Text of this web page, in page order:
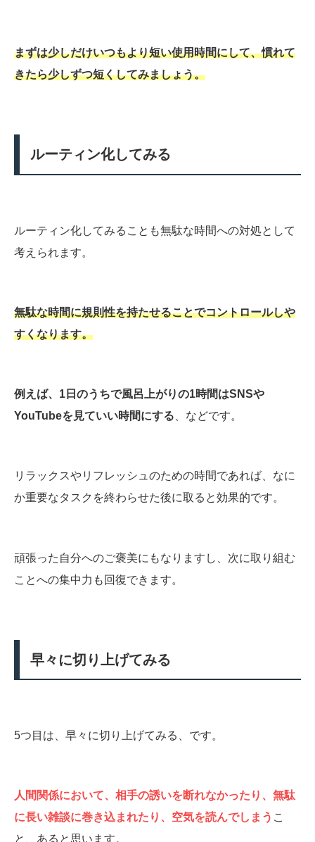
まずは少しだけいつもより短い使用時間にして、慣れて
きたら少しずつ短くしてみましょう。
ルーティン化してみる
ルーティン化してみることも無駄な時間への対処として
考えられます。
無駄な時間に規則性を持たせることでコントロールしや
すくなります。
例えば、1日のうちで風呂上がりの1時間はSNSや
YouTubeを見ていい時間にする 、などです。
リラックスやリフレッシュのための時間であれば、なに
か重要なタスクを終わらせた後に取ると効果的です。
頑張った自分へのご褒美にもなりますし、次に取り組む
ことへの集中力も回復できます。
早々に切り上げてみる
5つ目は、早々に切り上げてみる、です。
人間関係において、相手の誘いを断れなかったり、無駄
に長い雑談に巻き込まれたり、空気を読んでしまう こ
と、あると思います。